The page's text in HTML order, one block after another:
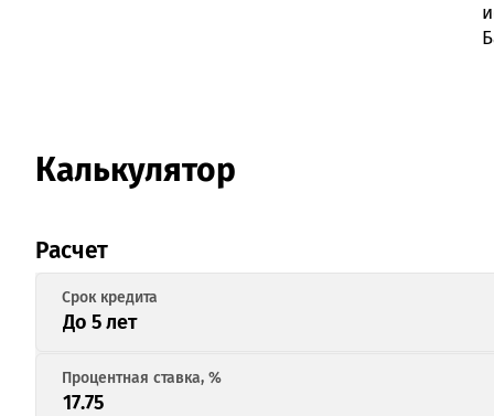
Калькулятор
Расчет